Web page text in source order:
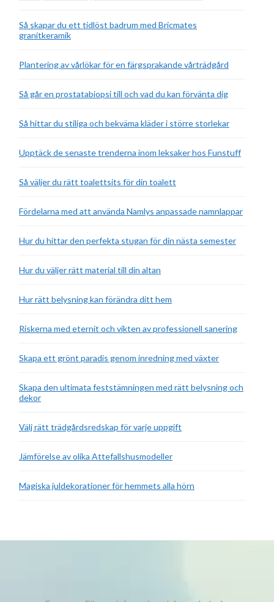
Så skapar du ett tidlöst badrum med Bricmates
granitkeramik
Plantering av vårlökar för en färgsprakande vårträdgård
Så går en prostatabiopsi till och vad du kan förvänta dig
Så hittar du stiliga och bekväma kläder i större storlekar
Upptäck de senaste trenderna inom leksaker hos Funstuff
Så väljer du rätt toalettsits för din toalett
Fördelarna med att använda Namlys anpassade namnlappar
Hur du hittar den perfekta stugan för din nästa semester
Hur du väljer rätt material till din altan
Hur rätt belysning kan förändra ditt hem
Riskerna med eternit och vikten av professionell sanering
Skapa ett grönt paradis genom inredning med växter
Skapa den ultimata feststämningen med rätt belysning och
dekor
Välj rätt trädgårdsredskap för varje uppgift
Jämförelse av olika Attefallshusmodeller
Magiska juldekorationer för hemmets alla hörn